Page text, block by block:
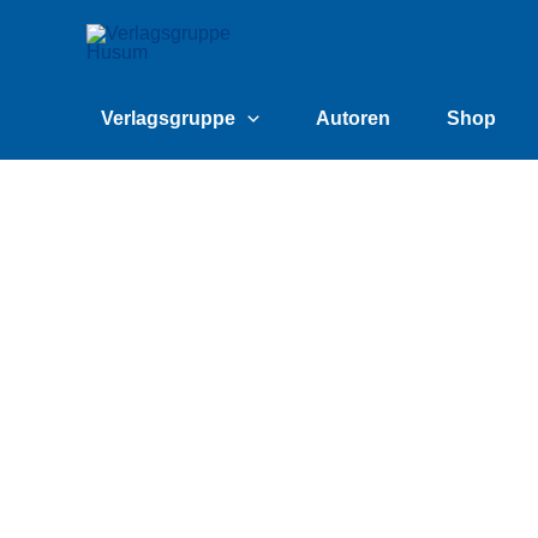
Verlagsgruppe Autoren Shop